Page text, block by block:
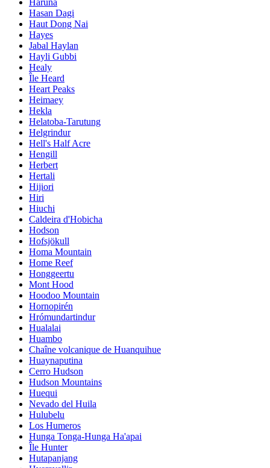
Hasan Dagi
Haut Dong Nai
Hayes
Jabal Haylan
Hayli Gubbi
Healy
Île Heard
Heart Peaks
Heimaey
Hekla
Helatoba-Tarutung
Helgrindur
Hell's Half Acre
Hengill
Herbert
Hertali
Hijiori
Hiri
Hiuchi
Caldeira d'Hobicha
Hodson
Hofsjökull
Homa Mountain
Home Reef
Honggeertu
Mont Hood
Hoodoo Mountain
Hornopirén
Hrómundartindur
Hualalai
Huambo
Chaîne volcanique de Huanquihue
Huaynaputina
Cerro Hudson
Hudson Mountains
Huequi
Nevado del Huila
Hulubelu
Los Humeros
Hunga Tonga-Hunga Ha'apai
Île Hunter
Hutapanjang